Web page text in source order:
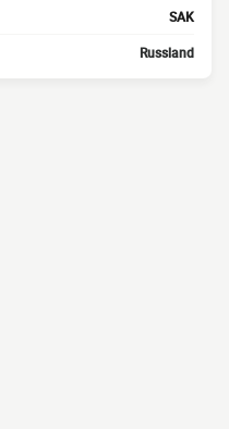
SAK
Russland